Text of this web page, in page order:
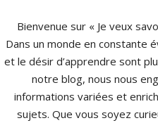
Bienvenue sur « Je veux
Dans un monde en constante
et le désir d’apprendre sont
notre blog, nous nous
informations variées et
sujets. Que vous soyez